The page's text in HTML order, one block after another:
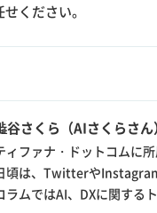
ください。
谷さくら（AIさくらさん）
ィファナ・ドットコムに
頃は、Twitterや
ラムではAI、DXに関する